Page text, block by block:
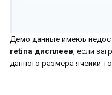
Демо данные имеюь
retina дисплеев , если
данного размера ячейки